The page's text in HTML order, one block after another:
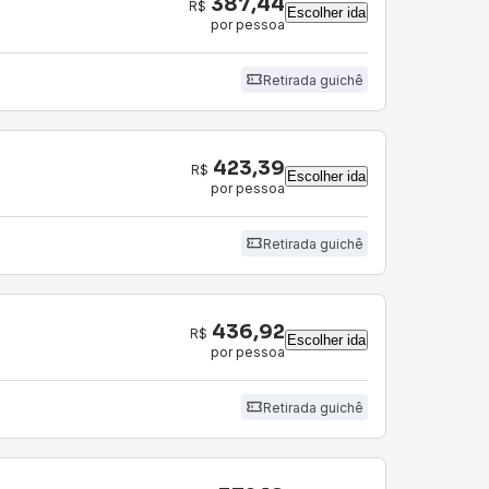
R$
por pessoa
Escolher ida
Retirada guichê
R$ 423,39
por pessoa
Escolher ida
Retirada guichê
R$ 436,92
por pessoa
Escolher ida
Retirada guichê